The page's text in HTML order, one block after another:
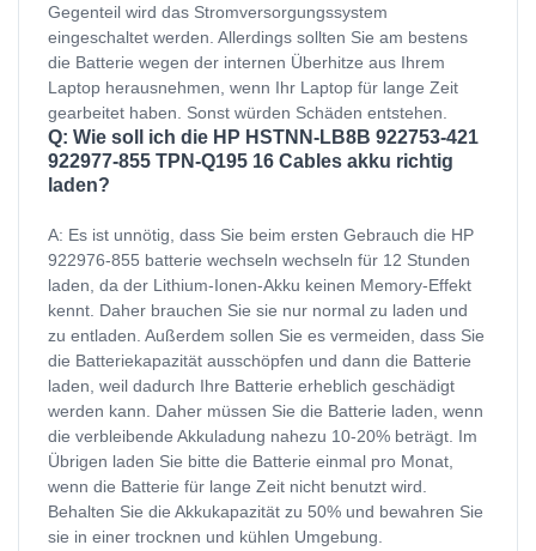
Gegenteil wird das Stromversorgungssystem
eingeschaltet werden. Allerdings sollten Sie am bestens
die Batterie wegen der internen Überhitze aus Ihrem
Laptop herausnehmen, wenn Ihr Laptop für lange Zeit
gearbeitet haben. Sonst würden Schäden entstehen.
Q: Wie soll ich die HP HSTNN-LB8B 922753-421
922977-855 TPN-Q195 16 Cables akku richtig
laden?
A: Es ist unnötig, dass Sie beim ersten Gebrauch die HP
922976-855 batterie wechseln wechseln für 12 Stunden
laden, da der Lithium-Ionen-Akku keinen Memory-Effekt
kennt. Daher brauchen Sie sie nur normal zu laden und
zu entladen. Außerdem sollen Sie es vermeiden, dass Sie
die Batteriekapazität ausschöpfen und dann die Batterie
laden, weil dadurch Ihre Batterie erheblich geschädigt
werden kann. Daher müssen Sie die Batterie laden, wenn
die verbleibende Akkuladung nahezu 10-20% beträgt. Im
Übrigen laden Sie bitte die Batterie einmal pro Monat,
wenn die Batterie für lange Zeit nicht benutzt wird.
Behalten Sie die Akkukapazität zu 50% und bewahren Sie
sie in einer trocknen und kühlen Umgebung.